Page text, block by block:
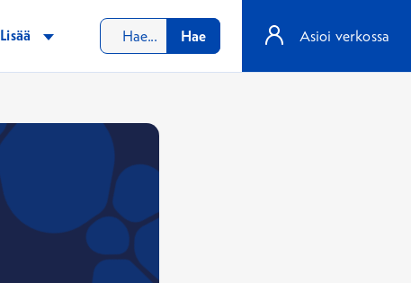
Lisää Hae Asioi verkossa